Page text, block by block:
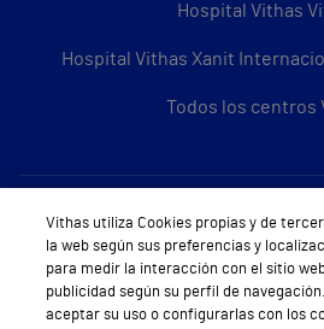
Hospital Vithas
Hospital Vithas Xanit
Todos los centros
Sobre Vithas
Quiénes somos
Trabajar en
Vithas utiliza Cookies propias y de
la web según sus preferencias y
para medir la interacción con el sitio
publicidad según su perfil de
aceptar su uso o configurarlas con los